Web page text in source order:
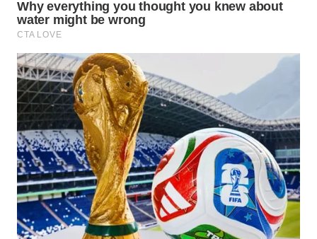
WAHANA
PERSONA
WAHANA
OTOMOTIF
WAHANA
HEALTH
WAHANA
DESA
WISATA
LAPAK